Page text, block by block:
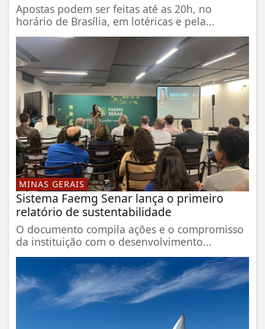
Apostas podem ser feitas até as 20h, no
horário de Brasília, em lotéricas e pela...
MINAS GERAIS
Sistema Faemg Senar lança o primeiro
relatório de sustentabilidade
O documento compila ações e o compromisso
da instituição com o desenvolvimento...